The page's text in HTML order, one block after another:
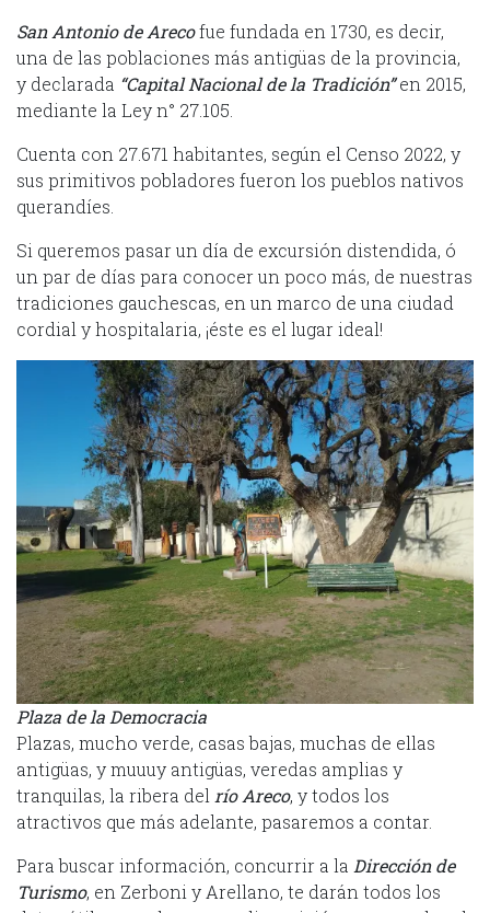
San Antonio de Arecofue fundada en 1730, es decir,
una de las poblaciones más antigüas de la provincia,
y declarada “Capital Nacional de la Tradición”en 2015,
mediante la Ley n° 27.105.
Cuenta con 27.671 habitantes, según el Censo 2022, y
sus primitivos pobladores fueron los pueblos nativos
querandíes.
Si queremos pasar un día de excursión distendida, ó
un par de días para conocer un poco más, de nuestras
tradiciones gauchescas, en un marco de una ciudad
cordial y hospitalaria, ¡éste es el lugar ideal!
Plaza de la Democracia
Plazas, mucho verde, casas bajas, muchas de ellas
antigüas, y muuuy antigüas, veredas amplias y
tranquilas, la ribera del río Areco, y todos los
atractivos que más adelante, pasaremos a contar.
Para buscar información, concurrir a la Dirección de
Turismo, en Zerboni y Arellano, te darán todos los